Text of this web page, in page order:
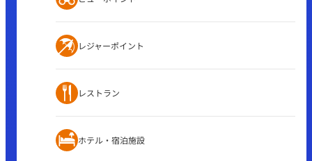
レジャーポイント
レストラン
ホテル・宿泊施設